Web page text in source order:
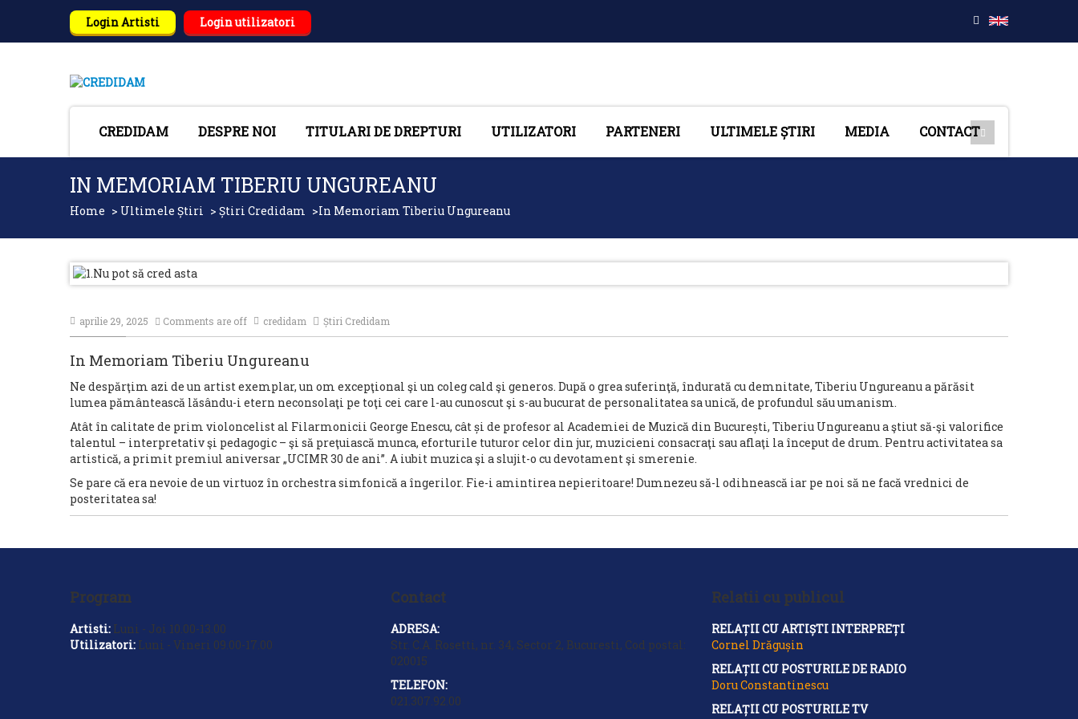
Login Artisti Login utilizatori
CREDIDAM DESPRE NOI TITULARI DE DREPTURI UTILIZATORI PARTENERI ULTIMELE ȘTIRI MEDIA CONTACT
IN MEMORIAM TIBERIU UNGUREANU
Home > Ultimele Știri > Știri Credidam >In Memoriam Tiberiu Ungureanu
aprilie 29, 2025 Comments are off credidam Știri Credidam
In Memoriam Tiberiu Ungureanu
Ne despărţim azi de un artist exemplar, un om excepţional şi un coleg cald şi generos. După o grea suferinţă, îndurată cu demnitate, Tiberiu Ungureanu a părăsit
lumea pământească lăsându-i etern neconsolaţi pe toţi cei care l-au cunoscut şi s-au bucurat de personalitatea sa unică, de profundul său umanism.
Atât în calitate de prim violoncelist al Filarmonicii George Enescu, cât și de profesor al Academiei de Muzică din București, Tiberiu Ungureanu a ştiut să-şi valorifice
talentul – interpretativ şi pedagogic – şi să preţuiască munca, eforturile tuturor celor din jur, muzicieni consacraţi sau aflaţi la început de drum. Pentru activitatea sa
artistică, a primit premiul aniversar „UCIMR 30 de ani”. A iubit muzica şi a slujit-o cu devotament şi smerenie.
Se pare că era nevoie de un virtuoz în orchestra simfonică a îngerilor. Fie-i amintirea nepieritoare! Dumnezeu să-l odihnească iar pe noi să ne facă vrednici de
posteritatea sa!
Program
Artisti: Luni - Joi 10.00-13.00
Utilizatori: Luni - Vineri 09.00-17.00
Contact
ADRESA:
Str. C.A. Rosetti, nr. 34, Sector 2, Bucuresti, Cod postal:
020015
TELEFON:
021.307.92.00
Relatii cu publicul
RELAȚII CU ARTIȘTI INTERPREȚI
Cornel Drăgușin
RELAȚII CU POSTURILE DE RADIO
Doru Constantinescu
RELAȚII CU POSTURILE TV